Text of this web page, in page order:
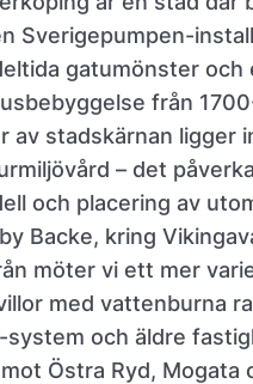
Sverigepumpen-
gatumönster och
från
av stadskärnan ligger
– det
och placering av
Backe, kring
möter vi ett mer
med vattenburna
system och äldre
Östra Ryd, Mogata